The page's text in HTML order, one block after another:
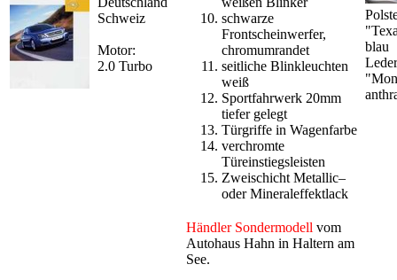
Schweiz
Motor:
2.0 Turbo
schwarze
Frontscheinwerfer,
chromumrandet
seitliche Blinkleuchten
weiß
Sportfahrwerk 20mm
tiefer gelegt
Türgriffe in Wagenfarbe
verchromte
Türeinstiegsleisten
Zweischicht Metallic–
oder Mineraleffektlack
blau
Leder
Händler Sondermodell vom
Autohaus Hahn in Haltern am
See.